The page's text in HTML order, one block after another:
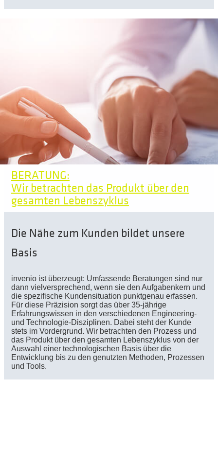
BERATUNG:
Wir betrachten das Produkt über den
gesamten Lebenszyklus
Die Nähe zum Kunden bildet unsere
Basis
invenio ist überzeugt: Umfassende Beratungen sind nur
dann vielversprechend, wenn sie den Aufgabenkern und
die spezifische Kundensituation punktgenau erfassen.
Für diese Präzision sorgt das über 35-jährige
Erfahrungswissen in den verschiedenen Engineering-
und Technologie-Disziplinen. Dabei steht der Kunde
stets im Vordergrund. Wir betrachten den Prozess und
das Produkt über den gesamten Lebenszyklus von der
Auswahl einer technologischen Basis über die
Entwicklung bis zu den genutzten Methoden, Prozessen
und Tools.